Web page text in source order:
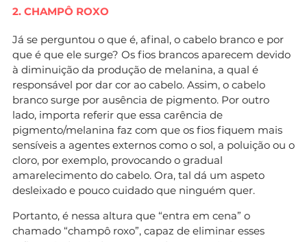
2. CHAMPÔ ROXO
Já se perguntou o que é, afinal, o cabelo branco e por
que é que ele surge? Os fios brancos aparecem devido
à diminuição da produção de melanina, a qual é
responsável por dar cor ao cabelo. Assim, o cabelo
branco surge por ausência de pigmento. Por outro
lado, importa referir que essa carência de
pigmento/melanina faz com que os fios fiquem mais
sensíveis a agentes externos como o sol, a poluição ou o
cloro, por exemplo, provocando o gradual
amarelecimento do cabelo. Ora, tal dá um aspeto
desleixado e pouco cuidado que ninguém quer.
Portanto, é nessa altura que “entra em cena” o
chamado “champô roxo”, capaz de eliminar esses